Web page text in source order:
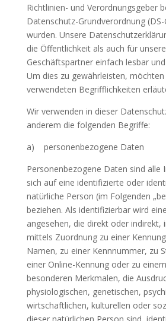
Richtlinien- und Verordnungsgeber
Datenschutz-Grundverordnung
wurden. Unsere
die Öffentlichkeit als auch für
Geschäftspartner einfach lesbar
Um dies zu gewährleisten,
verwendeten Begrifflichkeiten
Wir verwenden in dieser
anderem die folgenden Begriffe:
a) personenbezogene Daten
Personenbezogene Daten sind alle
sich auf eine identifizierte oder
natürliche Person (im Folgenden
beziehen. Als identifizierbar wird
angesehen, die direkt oder indirekt,
mittels Zuordnung zu einer
Namen, zu einer Kennnummer, zu
einer Online-Kennung oder zu
besonderen Merkmalen, die
physiologischen, genetischen,
wirtschaftlichen, kulturellen oder
dieser natürlichen Person sind,